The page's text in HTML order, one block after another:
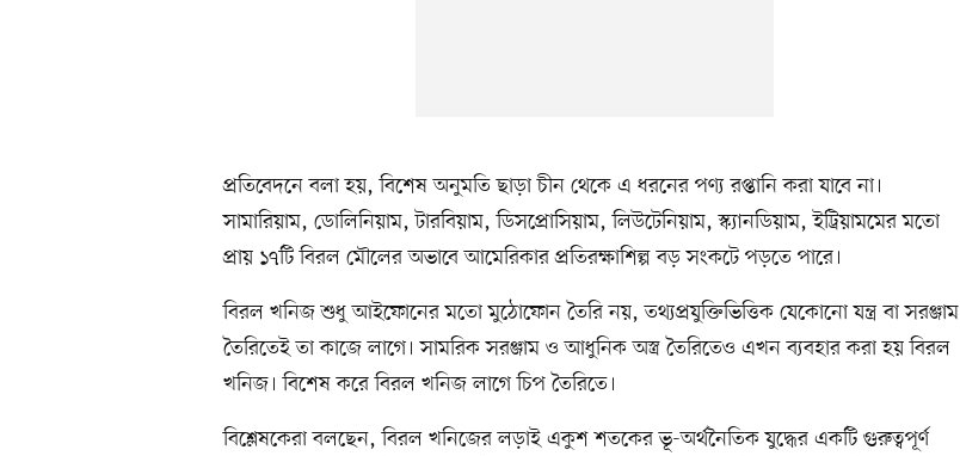
প্রতিবেদনে বলা হয়, বিশেষ অনুমতি ছাড়া চীন থেকে এ ধরনের পণ্য রপ্তানি করা যাবে না।
সামারিয়াম, ডোলিনিয়াম, টারবিয়াম, ডিসপ্রোসিয়াম, লিউটেনিয়াম, স্ক্যানডিয়াম, ইট্রিয়ামমের মতো
প্রায় ১৭টি বিরল মৌলের অভাবে আমেরিকার প্রতিরক্ষাশিল্প বড় সংকটে পড়তে পারে।
বিরল খনিজ শুধু আইফোনের মতো মুঠোফোন তৈরি নয়, তথ্যপ্রযুক্তিভিত্তিক যেকোনো যন্ত্র বা সরঞ্জাম
তৈরিতেই তা কাজে লাগে। সামরিক সরঞ্জাম ও আধুনিক অস্ত্র তৈরিতেও এখন ব্যবহার করা হয় বিরল
খনিজ। বিশেষ করে বিরল খনিজ লাগে চিপ তৈরিতে।
বিশ্লেষকেরা বলছেন, বিরল খনিজের লড়াই একুশ শতকের ভূ-অর্থনৈতিক যুদ্ধের একটি গুরুত্বপূর্ণ